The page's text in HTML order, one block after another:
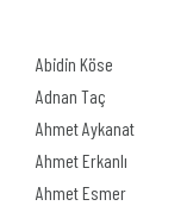
Abidin Köse
Adnan Taç
Ahmet Aykanat
Ahmet Erkanlı
Ahmet Esmer